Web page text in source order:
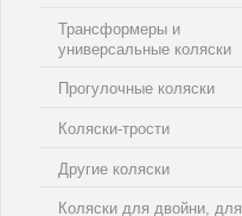
Трансформеры и
универсальные коляски
Прогулочные коляски
Коляски-трости
Другие коляски
Коляски для двойни, для